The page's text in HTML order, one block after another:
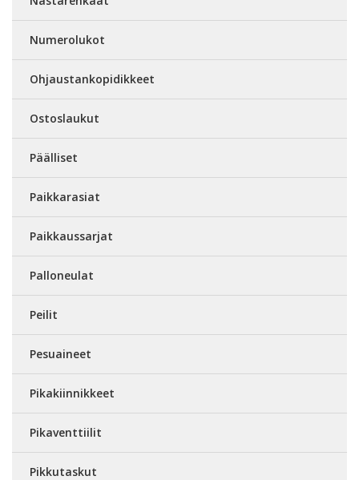
Numerolukot
Ohjaustankopidikkeet
Ostoslaukut
Päälliset
Paikkarasiat
Paikkaussarjat
Palloneulat
Peilit
Pesuaineet
Pikakiinnikkeet
Pikaventtiilit
Pikkutaskut